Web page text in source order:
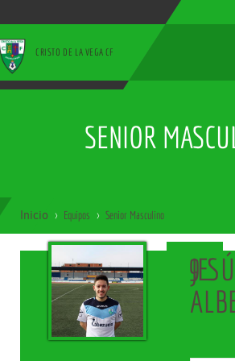
CRISTO DE LA VEGA CF
SENIOR
Inicio Equipos Senior Masculino
9